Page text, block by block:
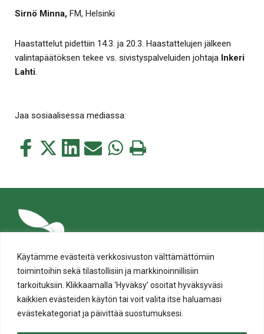
Käytämme evästeitä verkkosivuston välttämättömiin
toimintoihin sekä tilastollisiin ja markkinoinnillisiin
tarkoituksiin. Klikkaamalla ‘Hyväksy’ osoitat hyväksyväsi
kaikkien evästeiden käytön tai voit valita itse haluamasi
evästekategoriat ja päivittää suostumuksesi.
Sirnö Minna, FM, Helsinki
Haastattelut pidettiin 14.3. ja 20.3. Haastattelujen jälkeen
valintapäätöksen tekee vs. sivistyspalveluiden johtaja Inkeri
Lahti.
Jaa sosiaalisessa mediassa:
Jaa
Jaa
Jaa Jaa Jaa Tulosta